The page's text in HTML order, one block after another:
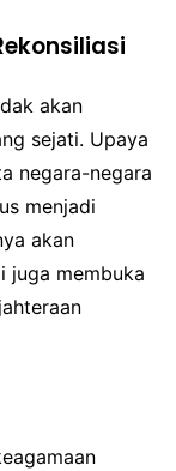
akan
sejati. Upaya
negara-negara
menjadi
akan
juga membuka